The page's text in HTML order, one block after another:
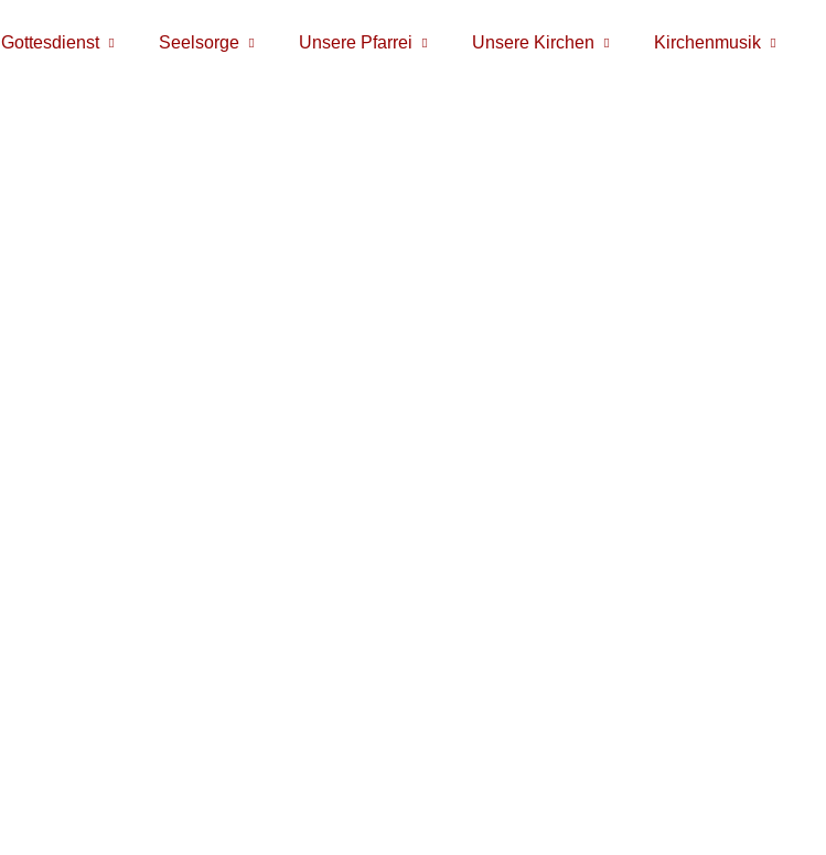
Gottesdienst Seelsorge Unsere Pfarrei Unsere Kirchen Kirchenmusik